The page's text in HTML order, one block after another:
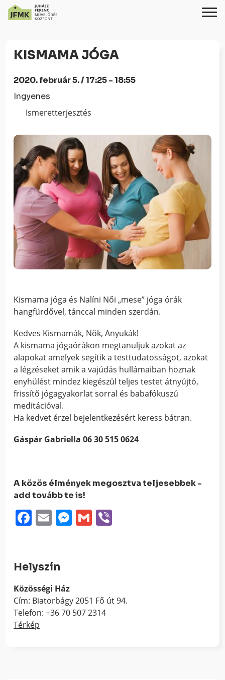
Content
navigációhozKISMAMA JÓGA
2020. február 5. / 17:25 - 18:55
Ingyenes
Ismeretterjesztés
Kismama jóga és Nalíni Női „mese” jóga órák
hangfürdővel, tánccal minden szerdán.
Kedves Kismamák, Nők, Anyukák!
A kismama jógaórákon megtanuljuk azokat az
alapokat amelyek segítik a testtudatosságot, azokat
a légzéseket amik a vajúdás hullámaiban hoznak
enyhülést mindez kiegészül teljes testet átnyújtó,
frissítő jógagyakorlat sorral és babafókuszú
meditációval.
Ha kedvet érzel bejelentkezésért keress bátran.
Gáspár Gabriella 06 30 515 0624
A közös élmények megosztva teljesebbek -
add tovább te is!
Facebook
EmailMessenger
Gmail
Helyszín
Közösségi Ház
Cím: Biatorbágy 2051 Fő út 94.
Telefon: +36 70 507 2314
Térkép